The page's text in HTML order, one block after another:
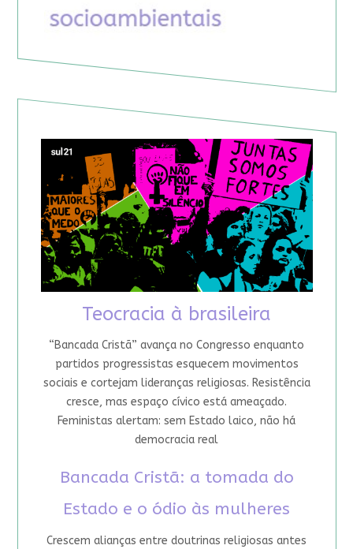
Teocracia à brasileira
“Bancada Cristã” avança no Congresso enquanto
partidos progressistas esquecem movimentos
sociais e cortejam lideranças religiosas. Resistência
cresce, mas espaço cívico está ameaçado.
Feministas alertam: sem Estado laico, não há
democracia real
Bancada Cristã: a tomada do
Estado e o ódio às mulheres
Crescem alianças entre doutrinas religiosas antes